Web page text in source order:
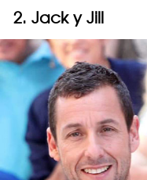
2. Jack y Jill